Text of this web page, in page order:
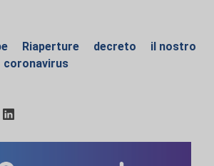
Riaperture decreto
il nostro
coronavirus